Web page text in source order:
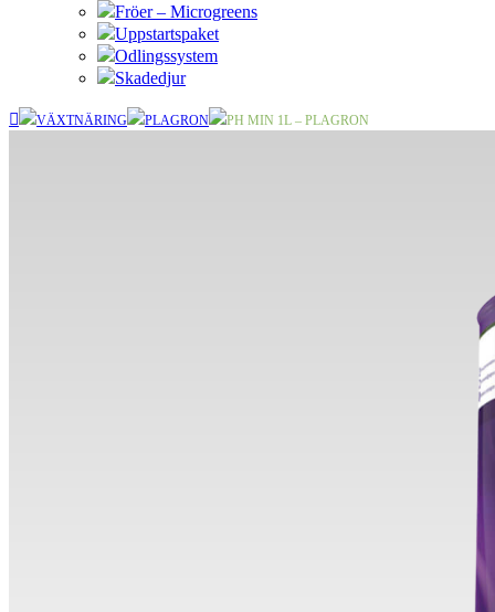
Fröer – Microgreens
Uppstartspaket
Odlingssystem
Skadedjur
VÄXTNÄRING PLAGRON PH MIN 1L – PLAGRON